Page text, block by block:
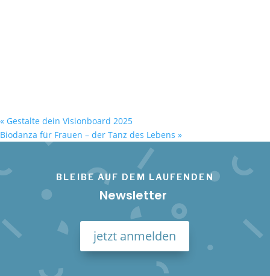
« Gestalte dein Visionboard 2025
Biodanza für Frauen – der Tanz des Lebens »
BLEIBE AUF DEM LAUFENDEN
Newsletter
jetzt anmelden